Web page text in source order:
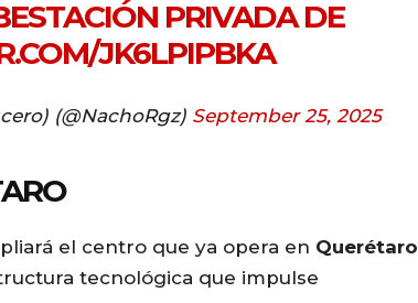
PRIVADA DE
JK6LPIPBKA
(@NachoRgz) September 25, 2025
el centro que ya opera en Querétaro
tecnológica que impulse